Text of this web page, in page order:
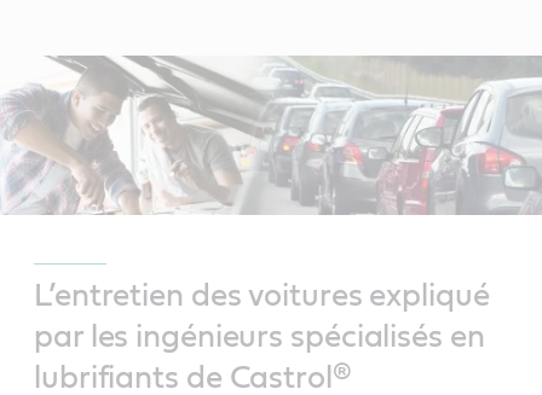
L’entretien des voitures expliqué
par les ingénieurs spécialisés en
lubrifiants de Castrol®